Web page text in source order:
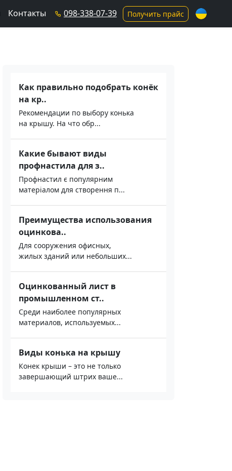
Контакты 098-338-07-39 Получить прайс
Как правильно подобрать конёк
на кр..
Рекомендации по выбору конька
на крышу. На что обр...
Какие бывают виды
профнастила для з..
Профнастил є популярним
матеріалом для створення п...
Преимущества использования
оцинкова..
Для сооружения офисных,
жилых зданий или небольших...
Оцинкованный лист в
промышленном ст..
Среди наиболее популярных
материалов, используемых...
Виды конька на крышу
Конек крыши – это не только
завершающий штрих ваше...